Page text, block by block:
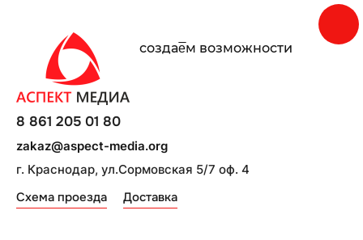
создаe̅м возможности
г. Краснодар, ул.Сормовская 5/7 оф. 4
Схема проезда Доставка
8 861 205 01 80
zakaz@aspect-media.org